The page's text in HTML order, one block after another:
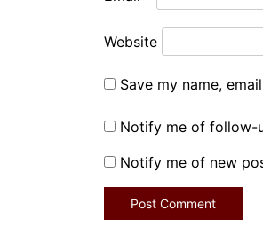
Website
Save my name,
Notify me of follow-
Notify me of new